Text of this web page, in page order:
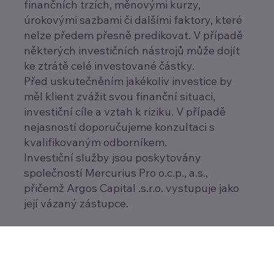
finančních trzích, měnovými kurzy,
úrokovými sazbami či dalšími faktory, které
nelze předem přesně predikovat. V případě
některých investičních nástrojů může dojít
ke ztrátě celé investované částky.
Před uskutečněním jakékoliv investice by
měl klient zvážit svou finanční situaci,
investiční cíle a vztah k riziku. V případě
nejasností doporučujeme konzultaci s
kvalifikovaným odborníkem.
Investiční služby jsou poskytovány
společností Mercurius Pro o.c.p., a.s.,
přičemž Argos Capital .s.r.o. vystupuje jako
její vázaný zástupce.